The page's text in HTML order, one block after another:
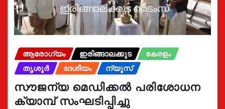
ആരോഗ്യം ഇരിങ്ങാലക്കുട
കേരളം
തൃശൂർ
ദേശീയം ന്യൂസ്
സൗജന്യ മെഡിക്കൽ പരിശോധന
ക്യാമ്പ് സംഘടിപ്പിച്ചു